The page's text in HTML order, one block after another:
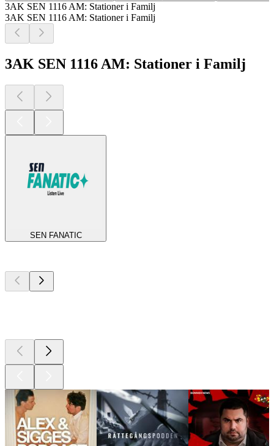
3AK SEN 1116 AM: Stationer i Familj
3AK SEN 1116 AM: Stationer i Familj
3AK SEN 1116 AM: Stationer i Familj
SEN FANATIC